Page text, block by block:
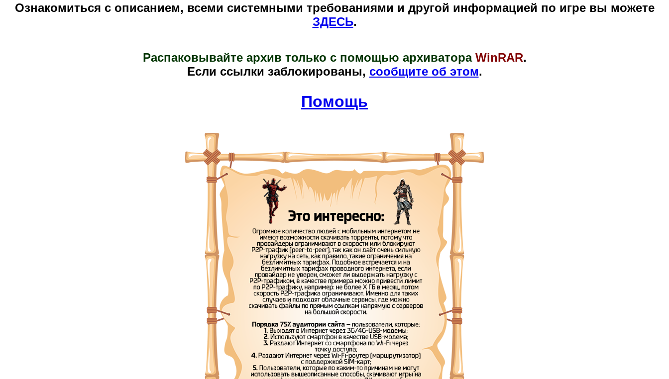
Ознакомиться с описанием, всеми системными требованиями и другой информацией по игре вы можете
ЗДЕСЬ.
Распаковывайте архив только с помощью архиватора WinRAR.
Если ссылки заблокированы, сообщите об этом.
Помощь